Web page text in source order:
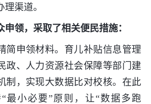
渠道。
申领，采取了相关便民措施：
申领材料。育儿补贴信息管理
政、人力资源社会保障等部门建
制，实现大数据比对校核。在此
最小必要”原则，让“数据多跑